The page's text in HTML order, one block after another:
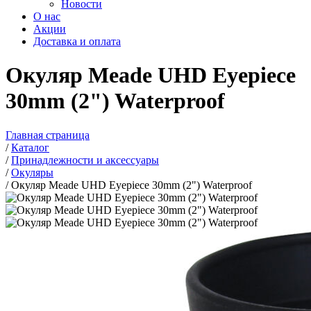
Новости
О нас
Акции
Доставка и оплата
Окуляр Meade UHD Eyepiece
30mm (2") Waterproof
Главная страница
/Каталог
/Принадлежности и аксессуары
/Окуляры
/Окуляр Meade UHD Eyepiece 30mm (2") Waterproof